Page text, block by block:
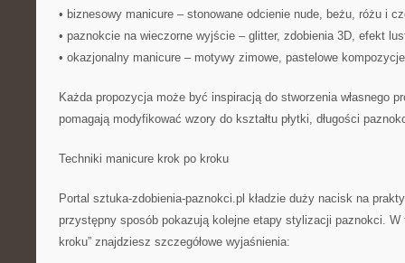
• biznesowy manicure – stonowane odcienie nude, beżu, różu i
• paznokcie na wieczorne wyjście – glitter, zdobienia 3D, efekt
• okazjonalny manicure – motywy zimowe, pastelowe
Każda propozycja może być inspiracją do stworzenia własnego
pomagają modyfikować wzory do kształtu płytki, długości
Techniki manicure krok po kroku
Portal sztuka-zdobienia-paznokci.pl kładzie duży nacisk na
przystępny sposób pokazują kolejne etapy stylizacji paznokci. W
kroku” znajdziesz szczegółowe wyjaśnienia: